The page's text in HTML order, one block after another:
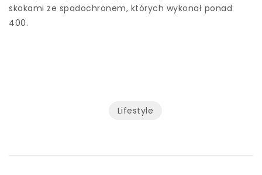
skokami ze spadochronem, których wykonał ponad
400.
Lifestyle